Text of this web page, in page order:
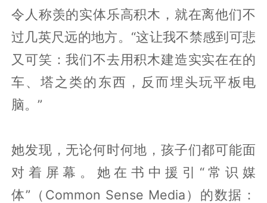
令人称羡的实体乐高积木，就在离他们不
过几英尺远的地方。“这让我不禁感到可悲
又可笑：我们不去用积木建造实实在在的
车、塔之类的东西，反而埋头玩平板电
脑。”
她发现，无论何时何地，孩子们都可能面
对着屏幕。她在书中援引“常识媒
体”（Common Sense Media）的数据：